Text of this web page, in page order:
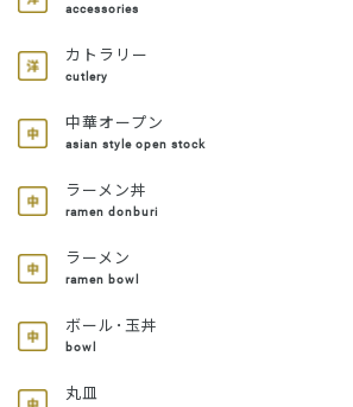
accessories
カトラリー
cutlery
中華オープン
asian style open stock
ラーメン丼
ramen donburi
ラーメン
ramen bowl
ボール･玉丼
bowl
丸皿